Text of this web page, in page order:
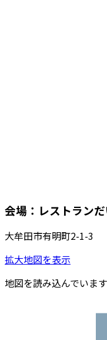
会場：レストランだ
大牟田市有明町2-1-3
拡大地図を表示
地図を読み込んでいま